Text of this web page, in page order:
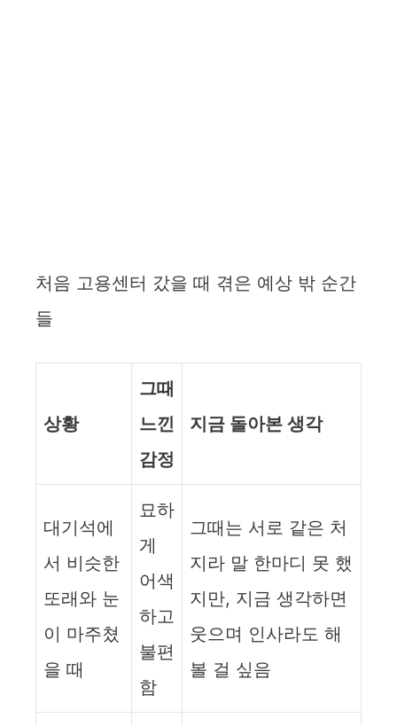
처음 고용센터 갔을 때 겪은 예상 밖 순간
들
상황
그때
느낀
감정
지금 돌아본 생각
대기석에
서 비슷한
또래와 눈
이 마주쳤
을 때
묘하
게
어색
하고
불편
함
그때는 서로 같은 처
지라 말 한마디 못 했
지만, 지금 생각하면
웃으며 인사라도 해
볼 걸 싶음